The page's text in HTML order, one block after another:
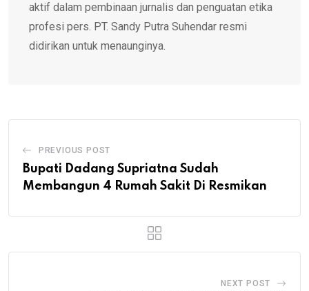
aktif dalam pembinaan jurnalis dan penguatan etika
profesi pers. PT. Sandy Putra Suhendar resmi
didirikan untuk menaunginya.
PREVIOUS POST
Bupati Dadang Supriatna Sudah
Membangun 4 Rumah Sakit Di Resmikan
NEXT POST